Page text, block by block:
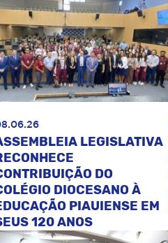
LEGISLATIVA
DO
DIOCESANO À
PIAUIENSE EM
120 ANOS